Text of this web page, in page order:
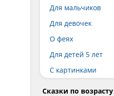
Для мальчиков
Для девочек
О феях
Для детей 5 лет
С картинками
Сказки по возрасту